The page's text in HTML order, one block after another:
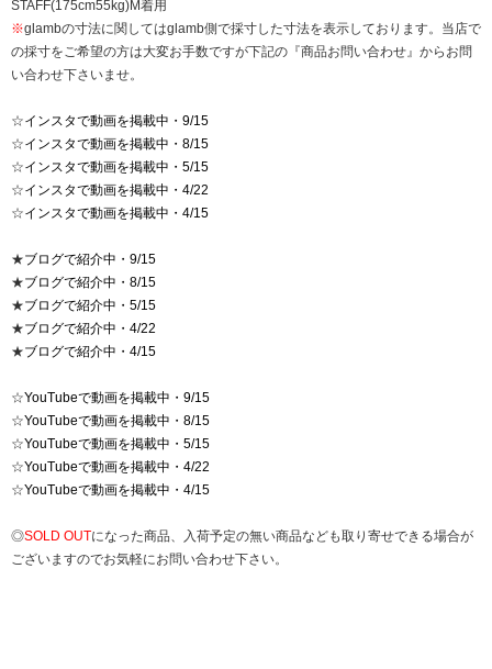
STAFF(175cm55kg)M着用
※glambの寸法に関してはglamb側で採寸した寸法を表示しております。当店で
の採寸をご希望の方は大変お手数ですが下記の『商品お問い合わせ』からお問
い合わせ下さいませ。
☆インスタで動画を掲載中・9/15
☆インスタで動画を掲載中・8/15
☆インスタで動画を掲載中・5/15
☆インスタで動画を掲載中・4/22
☆インスタで動画を掲載中・4/15
★ブログで紹介中・9/15
★ブログで紹介中・8/15
★ブログで紹介中・5/15
★ブログで紹介中・4/22
★ブログで紹介中・4/15
☆YouTubeで動画を掲載中・9/15
☆YouTubeで動画を掲載中・8/15
☆YouTubeで動画を掲載中・5/15
☆YouTubeで動画を掲載中・4/22
☆YouTubeで動画を掲載中・4/15
◎SOLD OUTになった商品、入荷予定の無い商品なども取り寄せできる場合が
ございますのでお気軽にお問い合わせ下さい。